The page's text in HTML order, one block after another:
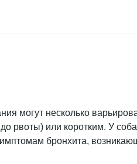
могут несколько
рвоты) или коротким. У
бронхита,